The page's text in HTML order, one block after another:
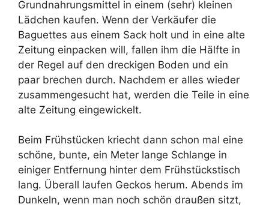
Grundnahrungsmittel in einem (sehr) kleinen
Lädchen kaufen. Wenn der Verkäufer die
Baguettes aus einem Sack holt und in eine alte
Zeitung einpacken will, fallen ihm die Hälfte in
der Regel auf den dreckigen Boden und ein
paar brechen durch. Nachdem er alles wieder
zusammengesucht hat, werden die Teile in eine
alte Zeitung eingewickelt.
Beim Frühstücken kriecht dann schon mal eine
schöne, bunte, ein Meter lange Schlange in
einiger Entfernung hinter dem Frühstückstisch
lang. Überall laufen Geckos herum. Abends im
Dunkeln, wenn man noch schön draußen sitzt,